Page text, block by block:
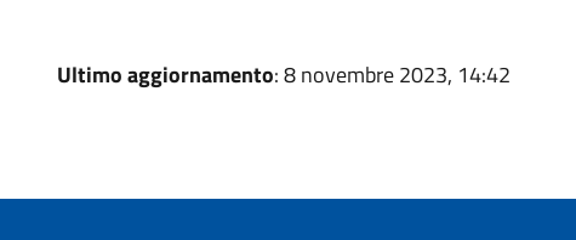
Ultimo aggiornamento: 8 novembre 2023, 14:42